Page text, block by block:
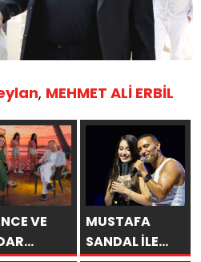
, MEHMET ALİ ERBİL
VE
MUSTAFA
SANDAL İLE